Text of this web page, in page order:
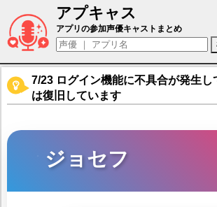
アプキャス
ジョセフ（声優：安元洋貴
アプリの参加声優キャストまとめ
7/23 ログイン機能に不具合が発生し
は復旧しています
ジョセフ